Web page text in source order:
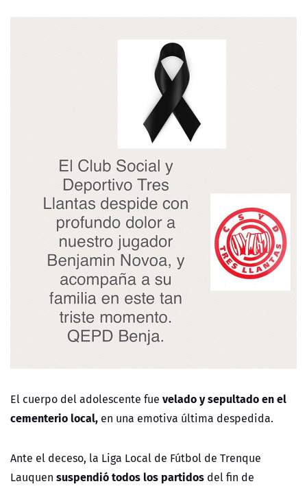
El cuerpo del adolescente fue velado y sepultado en el
cementerio local, en una emotiva última despedida.
Ante el deceso, la Liga Local de Fútbol de Trenque
Lauquen suspendió todos los partidos del fin de